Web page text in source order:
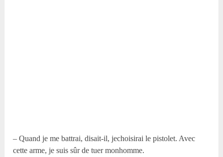
– Quand je me battrai, disait-il, jechoisirai le pistolet. Avec
cette arme, je suis sûr de tuer monhomme.